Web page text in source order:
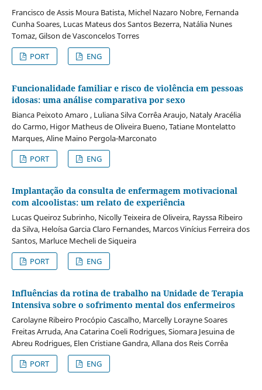
Francisco de Assis Moura Batista, Michel Nazaro Nobre, Fernanda
Cunha Soares, Lucas Mateus dos Santos Bezerra, Natália Nunes
Tomaz, Gilson de Vasconcelos Torres
PORT
ENG
Funcionalidade familiar e risco de violência em pessoas
idosas: uma análise comparativa por sexo
Bianca Peixoto Amaro , Luliana Silva Corrêa Araujo, Nataly Aracélia
do Carmo, Higor Matheus de Oliveira Bueno, Tatiane Montelatto
Marques, Aline Maino Pergola-Marconato
PORT
ENG
Implantação da consulta de enfermagem motivacional
com alcoolistas: um relato de experiência
Lucas Queiroz Subrinho, Nicolly Teixeira de Oliveira, Rayssa Ribeiro
da Silva, Heloísa Garcia Claro Fernandes, Marcos Vinícius Ferreira dos
Santos, Marluce Mecheli de Siqueira
PORT
ENG
Influências da rotina de trabalho na Unidade de Terapia
Intensiva sobre o sofrimento mental dos enfermeiros
Carolayne Ribeiro Procópio Cascalho, Marcelly Lorayne Soares
Freitas Arruda, Ana Catarina Coeli Rodrigues, Siomara Jesuina de
Abreu Rodrigues, Elen Cristiane Gandra, Allana dos Reis Corrêa
PORT
ENG